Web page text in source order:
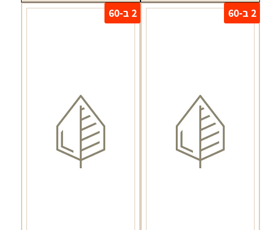
Hit
Lemongrass
Hit
Dr.
2 ב-60 2 ב-60